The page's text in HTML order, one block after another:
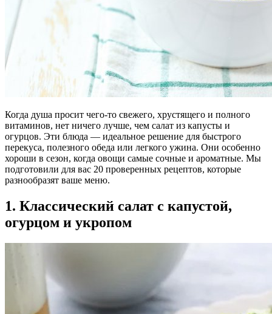
Когда душа просит чего-то свежего, хрустящего и полного
витаминов, нет ничего лучше, чем салат из капусты и
огурцов. Эти блюда — идеальное решение для быстрого
перекуса, полезного обеда или легкого ужина. Они особенно
хороши в сезон, когда овощи самые сочные и ароматные. Мы
подготовили для вас 20 проверенных рецептов, которые
разнообразят ваше меню.
1. Классический салат с капустой,
огурцом и укропом